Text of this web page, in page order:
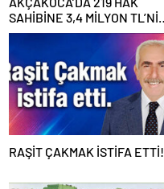
SAHİBİNE 3,4 MİLYON TL’NİN
ÜZERİNDE DESTEK
RAŞİT ÇAKMAK İSTİFA ETTİ!